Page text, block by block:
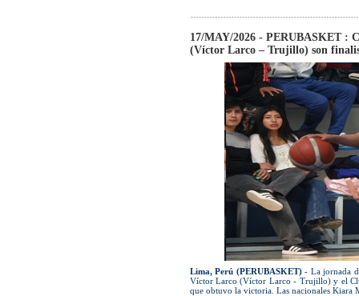
17/MAY/2026 - PERUBASKET :
(Víctor Larco – Trujillo) son
Lima, Perú (PERUBASKET)- La jornada
Víctor Larco (Víctor Larco - Trujillo) y el
que obtuvo la victoria. Las nacionales Kiara